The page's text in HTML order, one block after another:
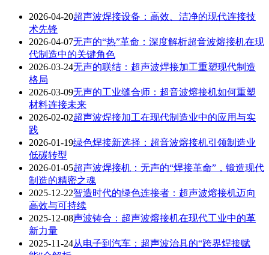
2026-04-20超声波焊接设备：高效、洁净的现代连接技
术先锋
2026-04-07无声的“热”革命：深度解析超音波熔接机在现
代制造中的关键角色
2026-03-24无声的联结：超声波焊接加工重塑现代制造
格局
2026-03-09无声的工业缝合师：超音波熔接机如何重塑
材料连接未来
2026-02-02超声波焊接加工在现代制造业中的应用与实
践
2026-01-19绿色焊接新选择：超音波熔接机引领制造业
低碳转型
2026-01-05超声波焊接机：无声的“焊接革命”，锻造现代
制造的精密之魂
2025-12-22智造时代的绿色连接者：超声波熔接机迈向
高效与可持续
2025-12-08声波铸合：超声波熔接机在现代工业中的革
新力量
2025-11-24从电子到汽车：超声波治具的“跨界焊接赋